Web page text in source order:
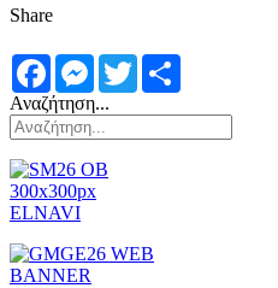
Share
FacebookMessenger
Twitter
Αναζήτηση...